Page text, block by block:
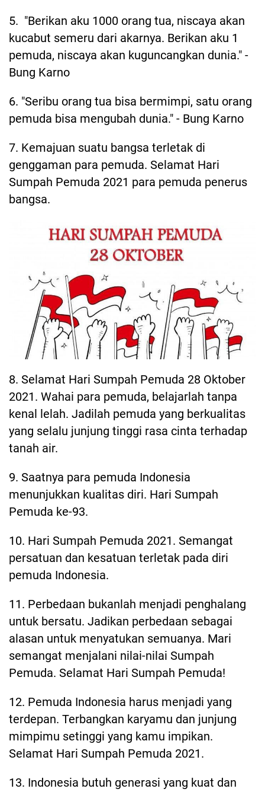
5. "Berikan aku 1000 orang tua, niscaya akan
kucabut semeru dari akarnya. Berikan aku 1
pemuda, niscaya akan kuguncangkan dunia." -
Bung Karno
6. "Seribu orang tua bisa bermimpi, satu orang
pemuda bisa mengubah dunia." - Bung Karno
7. Kemajuan suatu bangsa terletak di
genggaman para pemuda. Selamat Hari
Sumpah Pemuda 2021 para pemuda penerus
bangsa.
8. Selamat Hari Sumpah Pemuda 28 Oktober
2021. Wahai para pemuda, belajarlah tanpa
kenal lelah. Jadilah pemuda yang berkualitas
yang selalu junjung tinggi rasa cinta terhadap
tanah air.
9. Saatnya para pemuda Indonesia
menunjukkan kualitas diri. Hari Sumpah
Pemuda ke-93.
10. Hari Sumpah Pemuda 2021. Semangat
persatuan dan kesatuan terletak pada diri
pemuda Indonesia.
11. Perbedaan bukanlah menjadi penghalang
untuk bersatu. Jadikan perbedaan sebagai
alasan untuk menyatukan semuanya. Mari
semangat menjalani nilai-nilai Sumpah
Pemuda. Selamat Hari Sumpah Pemuda!
12. Pemuda Indonesia harus menjadi yang
terdepan. Terbangkan karyamu dan junjung
mimpimu setinggi yang kamu impikan.
Selamat Hari Sumpah Pemuda 2021.
13. Indonesia butuh generasi yang kuat dan